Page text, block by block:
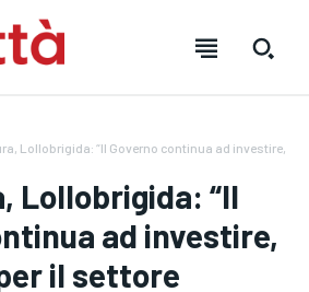
Lollobrigida: “Il Governo continua ad investire,
Lollobrigida: “Il
ad investire,
il settore